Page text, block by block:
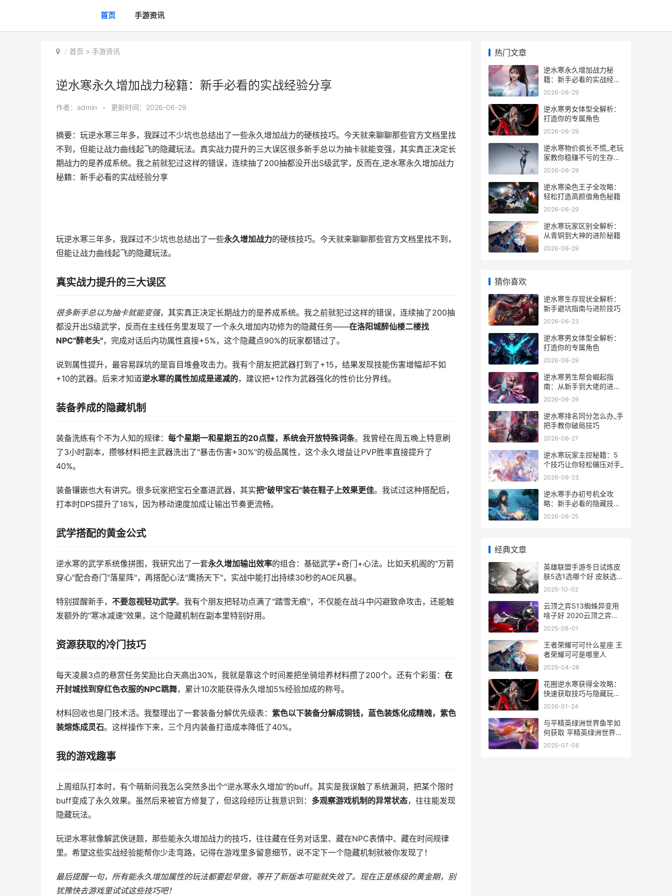
首页 手游资讯
首页 > 手游资讯
逆水寒永久增加战力秘籍：新手必看的实战经验分享
作者： admin • 更新时间：2026-06-29
摘要：玩逆水寒三年多，我踩过不少坑也总结出了一些永久增加战力的硬核技巧。今天就来聊聊那些官方文档里找
不到，但能让战力曲线起飞的隐藏玩法。真实战力提升的三大误区很多新手总以为抽卡就能变强，其实真正决定长
期战力的是养成系统。我之前就犯过这样的错误，连续抽了200抽都没开出S级武学，反而在,逆水寒永久增加战力
秘籍：新手必看的实战经验分享
玩逆水寒三年多，我踩过不少坑也总结出了一些永久增加战力的硬核技巧。今天就来聊聊那些官方文档里找不到，
但能让战力曲线起飞的隐藏玩法。
真实战力提升的三大误区
很多新手总以为抽卡就能变强，其实真正决定长期战力的是养成系统。我之前就犯过这样的错误，连续抽了200抽
都没开出S级武学，反而在主线任务里发现了一个永久增加内功修为的隐藏任务——在洛阳城醉仙楼二楼找
NPC"醉老头"，完成对话后内功属性直接+5%，这个隐藏点90%的玩家都错过了。
说到属性提升，最容易踩坑的是盲目堆叠攻击力。我有个朋友把武器打到了+15，结果发现技能伤害增幅却不如
+10的武器。后来才知道逆水寒的属性加成是递减的，建议把+12作为武器强化的性价比分界线。
装备养成的隐藏机制
装备洗练有个不为人知的规律： 每个星期一和星期五的20点整，系统会开放特殊词条。我曾经在周五晚上特意刷
了3小时副本，攒够材料把主武器洗出了"暴击伤害+30%"的极品属性，这个永久增益让PVP胜率直接提升了
40%。
装备镶嵌也大有讲究。很多玩家把宝石全塞进武器，其实把"破甲宝石"装在鞋子上效果更佳。我试过这种搭配后，
打本时DPS提升了18%，因为移动速度加成让输出节奏更流畅。
武学搭配的黄金公式
逆水寒的武学系统像拼图，我研究出了一套永久增加输出效率的组合：基础武学+奇门+心法。比如天机阁的"万箭
穿心"配合奇门"落星阵"，再搭配心法"鹰扬天下"，实战中能打出持续30秒的AOE风暴。
特别提醒新手， 不要忽视轻功武学。我有个朋友把轻功点满了"踏雪无痕"，不仅能在战斗中闪避致命攻击，还能触
发额外的"寒冰减速"效果，这个隐藏机制在副本里特别好用。
资源获取的冷门技巧
每天凌晨3点的悬赏任务奖励比白天高出30%，我就是靠这个时间差把坐骑培养材料攒了200个。还有个彩蛋： 在
开封城找到穿红色衣服的NPC跳舞，累计10次能获得永久增加5%经验加成的称号。
材料回收也是门技术活。我整理出了一套装备分解优先级表： 紫色以下装备分解成铜钱，蓝色装炼化成精魄，紫色
装熔炼成灵石。这样操作下来，三个月内装备打造成本降低了40%。
我的游戏趣事
上周组队打本时，有个萌新问我怎么突然多出个"逆水寒永久增加"的buff。其实是我误触了系统漏洞，把某个限时
buff变成了永久效果。虽然后来被官方修复了，但这段经历让我意识到： 多观察游戏机制的异常状态，往往能发现
隐藏玩法。
玩逆水寒就像解武侠谜题，那些能永久增加战力的技巧，往往藏在任务对话里、藏在NPC表情中、藏在时间规律
里。希望这些实战经验能帮你少走弯路，记得在游戏里多留意细节，说不定下一个隐藏机制就被你发现了！
最后提醒一句，所有能永久增加属性的玩法都要趁早做，等开了新版本可能就失效了。现在正是练级的黄金期，别
犹豫快去游戏里试试这些技巧吧！
热门文章
逆水寒永久增加战力秘
籍：新手必看的实战经验
分享
2026-06-29
逆水寒男女体型全解析：
打造你的专属角色
2026-06-29
逆水寒物价疯长不慌_老玩
家教你稳赚不亏的生存指
南
2026-06-29
逆水寒染色王子全攻略：
轻松打造高颜值角色秘籍
2026-06-29
逆水寒玩家区别全解析：
从青铜到大神的进阶秘籍
2026-06-29
猜你喜欢
逆水寒生存现状全解析：
新手避坑指南与进阶技巧
2026-06-23
逆水寒男女体型全解析：
打造你的专属角色
2026-06-29
逆水寒男生帮会崛起指
南：从新手到大佬的进阶
秘籍
2026-06-29
逆水寒排名同分怎么办_手
把手教你破局技巧
2026-06-27
逆水寒玩家主控秘籍：5
个技巧让你轻松碾压对手_
2026-06-23
逆水寒手办初号机全攻
略：新手必看的隐藏技巧
与实战经验
2026-06-25
经典文章
英雄联盟手游冬日试炼皮
肤5选1选哪个好 皮肤选择
推荐介绍
2025-10-02
云顶之弈S13蜘蛛异变用
啥子好 2020云顶之弈阵
容蜘蛛
2025-08-01
王者荣耀可可什么星座 王
者荣耀可可是哪里人
2025-04-28
花圈逆水寒获得全攻略：
快速获取技巧与隐藏玩法
揭秘
2026-01-24
与平精英绿洲世界鱼竿如
何获取 平精英绿洲世界钓
鱼地点在哪里
2025-07-06